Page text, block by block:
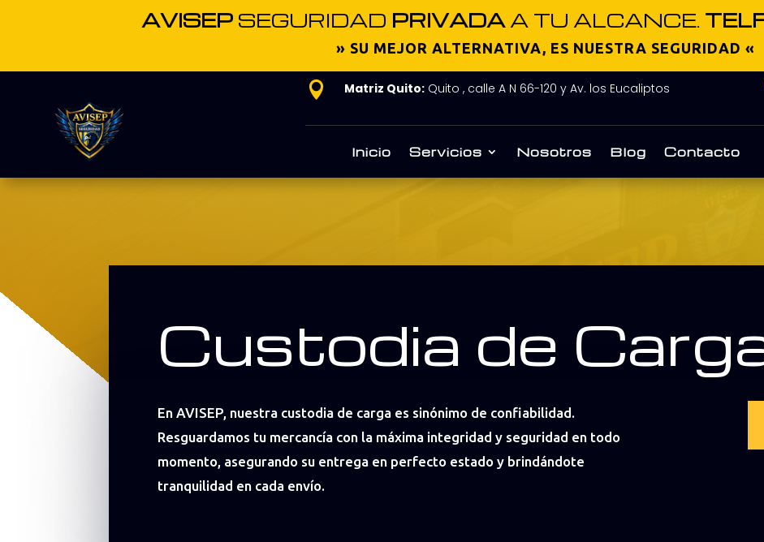
AVISEPSEGURIDAD PRIVADAA TU ALCANCE.
» SU MEJOR ALTERNATIVA, ES NUESTRA SEGURIDAD «
 Matriz Quito:Quito , calle A N 66-120 y Av. los Eucaliptos
Inicio Servicios Nosotros Blog Contacto
Custodia de
En AVISEP, nuestra custodia de carga es sinónimo de confiabilidad.
Resguardamos tu mercancía con la máxima integridad y seguridad en todo
momento, asegurando su entrega en perfecto estado y brindándote
tranquilidad en cada envío.